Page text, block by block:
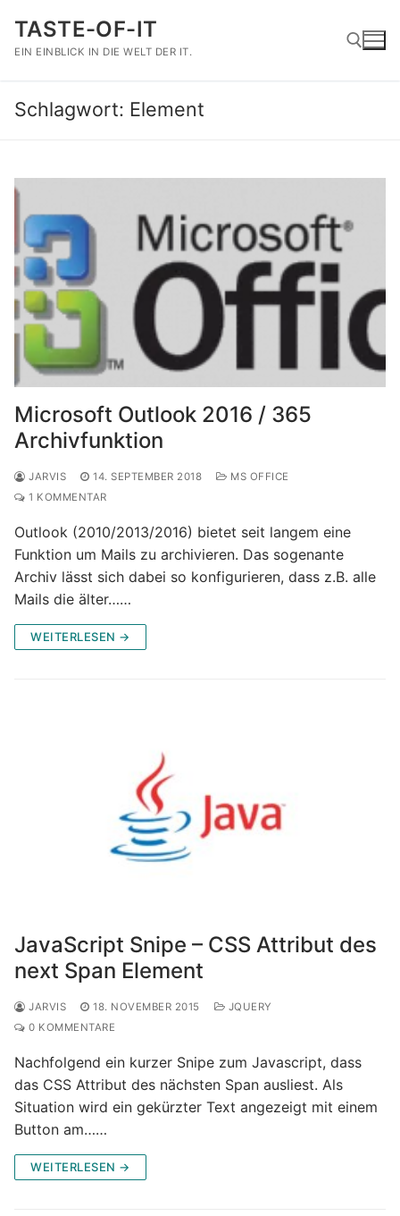
Inhalt
springen
TASTE-OF-IT
EIN EINBLICK IN DIE WELT DER IT.
Suchen nach:
Schlagwort: Element
Microsoft Outlook 2016 / 365
Archivfunktion
JARVIS 14. SEPTEMBER 2018
MS OFFICE
1 KOMMENTAR
Outlook (2010/2013/2016) bietet seit langem eine
Funktion um Mails zu archivieren. Das sogenante
Archiv lässt sich dabei so konfigurieren, dass z.B. alle
Mails die älter……
WEITERLESEN →
JavaScript Snipe – CSS Attribut des
next Span Element
JARVIS 18. NOVEMBER 2015
JQUERY
0 KOMMENTARE
Nachfolgend ein kurzer Snipe zum Javascript, dass
das CSS Attribut des nächsten Span ausliest. Als
Situation wird ein gekürzter Text angezeigt mit einem
Button am……
WEITERLESEN →